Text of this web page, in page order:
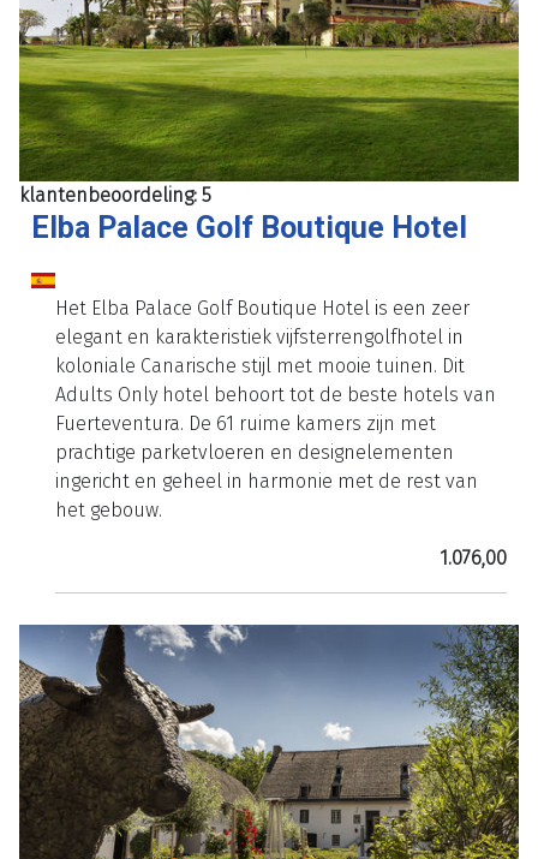
klantenbeoordeling: 5
Elba Palace Golf Boutique Hotel
Het Elba Palace Golf Boutique Hotel is een zeer
elegant en karakteristiek vijfsterrengolfhotel in
koloniale Canarische stijl met mooie tuinen. Dit
Adults Only hotel behoort tot de beste hotels van
Fuerteventura. De 61 ruime kamers zijn met
prachtige parketvloeren en designelementen
ingericht en geheel in harmonie met de rest van
het gebouw.
1.076,00